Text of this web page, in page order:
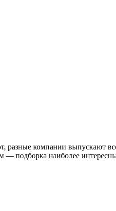
разные компании
— подборка наиболее